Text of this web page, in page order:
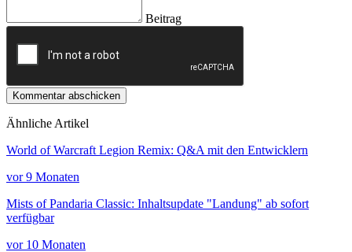
Beitrag
Kommentar abschicken
Ähnliche Artikel
World of Warcraft Legion Remix: Q&A mit den Entwicklern
vor 9 Monaten
Mists of Pandaria Classic: Inhaltsupdate "Landung" ab sofort
verfügbar
vor 10 Monaten